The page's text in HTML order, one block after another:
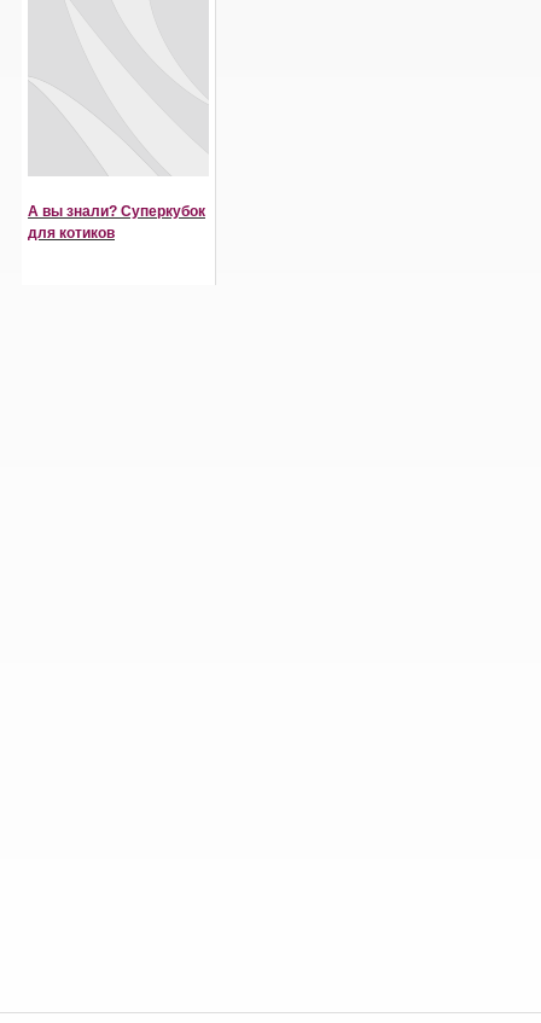
А вы знали? Суперкубок
для котиков